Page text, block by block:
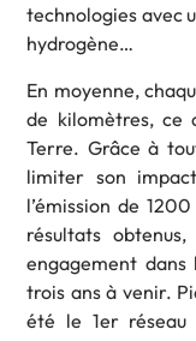
technologies avec
hydrogène…
En moyenne,
de kilomètres, ce
Terre. Grâce à
limiter son
l’émission de
résultats
engagement
trois ans à venir.
été le 1er réseau